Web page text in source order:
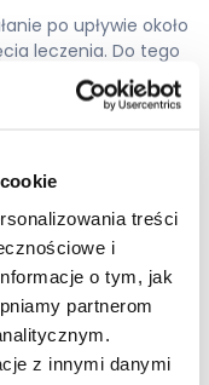
treści
i
o tym, jak
partnerom
z innymi danymi
po upływie około
leczenia. Do tego
Na początku
pacjent może czuć
Długotrwałe
do uzależnienia.